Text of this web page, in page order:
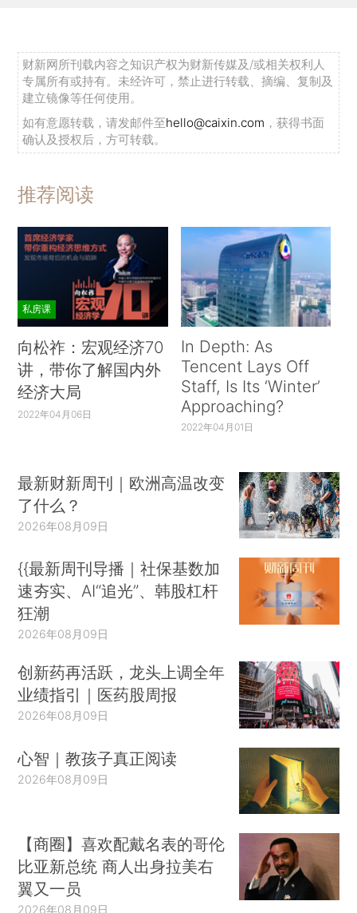
财新网所刊载内容之知识产权为财新传媒及/或相关权利人
专属所有或持有。未经许可，禁止进行转载、摘编、复制及
建立镜像等任何使用。
如有意愿转载，请发邮件至hello@caixin.com ，获得书面
确认及授权后，方可转载。
推荐阅读
私房课
向松祚：宏观经济70
讲，带你了解国内外
经济大局
2022年04月06日
In Depth: As
Tencent Lays Off
Staff, Is Its ‘Winter’
Approaching?
2022年04月01日
最新财新周刊｜欧洲高温改变
了什么？
2026年08月09日
{{最新周刊导播｜社保基数加
速夯实、AI“追光”、韩股杠杆
狂潮
2026年08月09日
创新药再活跃，龙头上调全年
业绩指引｜医药股周报
2026年08月09日
心智｜教孩子真正阅读
2026年08月09日
【商圈】喜欢配戴名表的哥伦
比亚新总统 商人出身拉美右
翼又一员
2026年08月09日